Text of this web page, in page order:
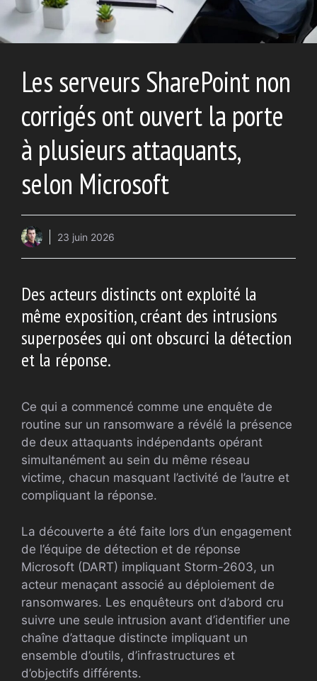
Les serveurs SharePoint non
corrigés ont ouvert la porte
à plusieurs attaquants,
selon Microsoft
23 juin 2026
Des acteurs distincts ont exploité la
même exposition, créant des intrusions
superposées qui ont obscurci la détection
et la réponse.
Ce qui a commencé comme une enquête de
routine sur un ransomware a révélé la présence
de deux attaquants indépendants opérant
simultanément au sein du même réseau
victime, chacun masquant l’activité de l’autre et
compliquant la réponse.
La découverte a été faite lors d’un engagement
de l’équipe de détection et de réponse
Microsoft (DART) impliquant Storm-2603, un
acteur menaçant associé au déploiement de
ransomwares. Les enquêteurs ont d’abord cru
suivre une seule intrusion avant d’identifier une
chaîne d’attaque distincte impliquant un
ensemble d’outils, d’infrastructures et
d’objectifs différents.